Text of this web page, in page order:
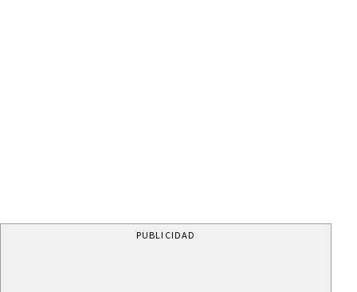
PUBLICIDAD